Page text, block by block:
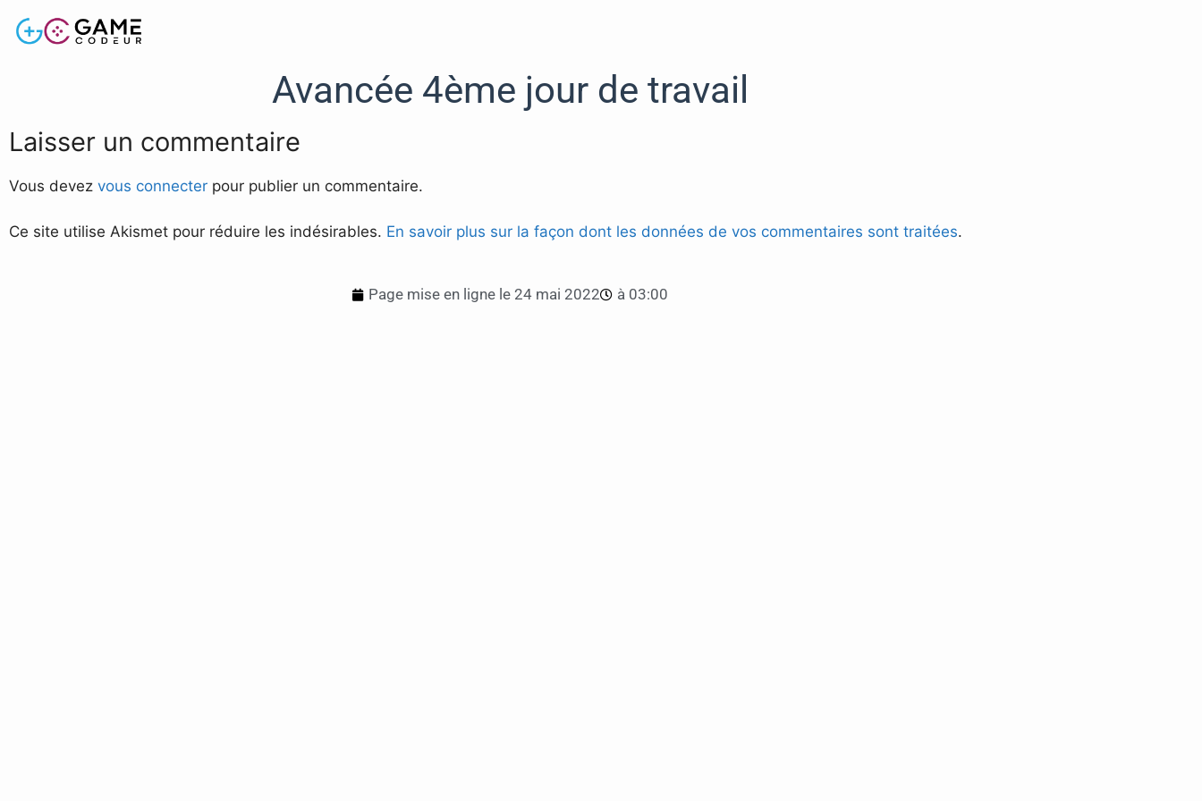
Avancée 4ème jour de travail
Laisser un commentaire
Vous devez vous connecter pour publier un commentaire.
Ce site utilise Akismet pour réduire les indésirables. En savoir plus sur la façon dont les données de vos commentaires sont traitées.
Page mise en ligne le 24 mai 2022 à 03:00